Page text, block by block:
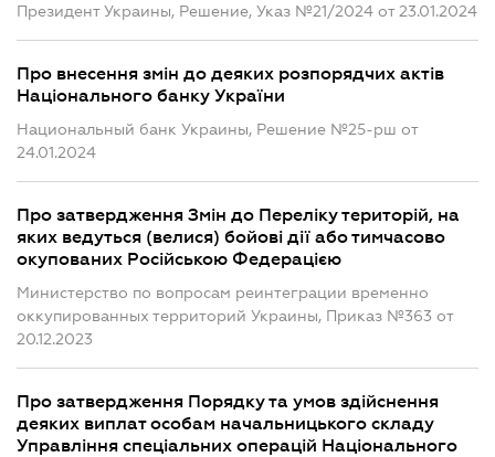
Президент Украины, Решение, Указ №21/2024 от 23.01.2024
Про внесення змін до деяких розпорядчих актів
Національного банку України
Национальный банк Украины, Решение №25-рш от
24.01.2024
Про затвердження Змін до Переліку територій, на
яких ведуться (велися) бойові дії або тимчасово
окупованих Російською Федерацією
Министерство по вопросам реинтеграции временно
оккупированных территорий Украины, Приказ №363 от
20.12.2023
Про затвердження Порядку та умов здійснення
деяких виплат особам начальницького складу
Управління спеціальних операцій Національного